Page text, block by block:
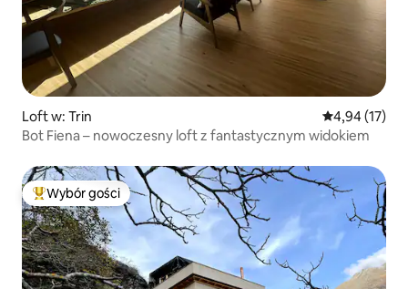
Loft w: Trin Średnia
4,94 (17)
Bot Fiena – nowoczesny loft z fantastycznym widokiem
Najpopularniejsze z kategorii Wybór gości
Wybór gości